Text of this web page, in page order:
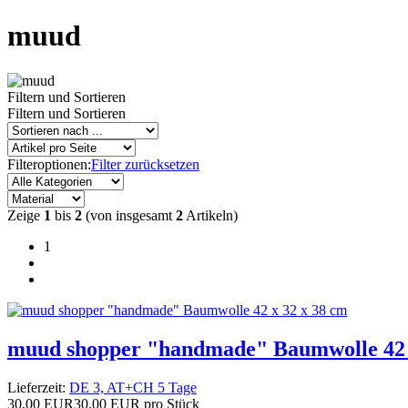
muud
Filtern und Sortieren
Filtern und Sortieren
Filteroptionen:Filter zurücksetzen
Zeige 1 bis 2 (von insgesamt 2 Artikeln)
1
muud shopper "handmade" Baumwolle 42
Lieferzeit: DE 3, AT+CH 5 Tage
30,00 EUR30,00 EUR pro Stück